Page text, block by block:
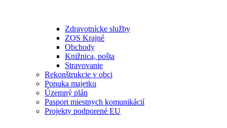
Zdravotnícke služby
ZOS Krajné
Obchody
Knižnica, pošta
Stravovanie
Rekonštrukcie v obci
Ponuka majetku
Územný plán
Pasport miestnych komunikácií
Projekty podporené EU